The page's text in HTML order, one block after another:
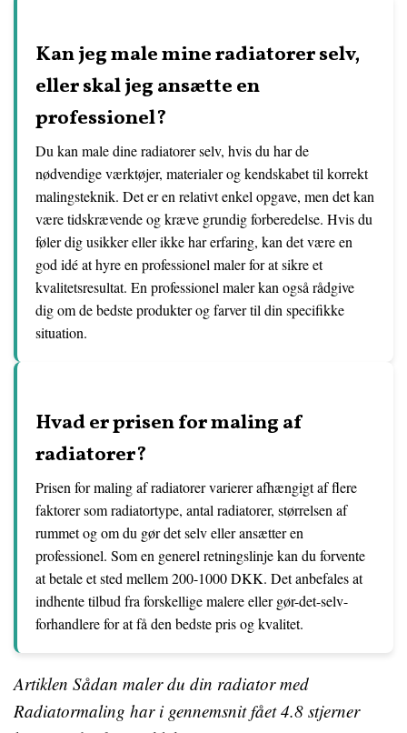
Kan jeg male mine radiatorer selv,
eller skal jeg ansætte en
professionel?
Du kan male dine radiatorer selv, hvis du har de
nødvendige værktøjer, materialer og kendskabet til korrekt
malingsteknik. Det er en relativt enkel opgave, men det kan
være tidskrævende og kræve grundig forberedelse. Hvis du
føler dig usikker eller ikke har erfaring, kan det være en
god idé at hyre en professionel maler for at sikre et
kvalitetsresultat. En professionel maler kan også rådgive
dig om de bedste produkter og farver til din specifikke
situation.
Hvad er prisen for maling af
radiatorer?
Prisen for maling af radiatorer varierer afhængigt af flere
faktorer som radiatortype, antal radiatorer, størrelsen af
rummet og om du gør det selv eller ansætter en
professionel. Som en generel retningslinje kan du forvente
at betale et sted mellem 200-1000 DKK. Det anbefales at
indhente tilbud fra forskellige malere eller gør-det-selv-
forhandlere for at få den bedste pris og kvalitet.
Artiklen Sådan maler du din radiator med
Radiatormaling har i gennemsnit fået4.8 stjerner